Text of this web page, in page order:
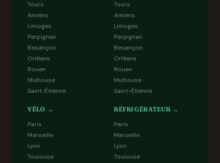
Tours
Amiens
Limoges
Perpignan
Besançon
Orléans
Rouen
Mulhouse
Saint-Étienne
Tours
Amiens
Limoges
Perpignan
Besançon
Orléans
Rouen
Mulhouse
Saint-Étienne
VÉLO →
Paris
Marseille
Lyon
Toulouse
RÉFRIGÉRATEUR →
Paris
Marseille
Lyon
Toulouse